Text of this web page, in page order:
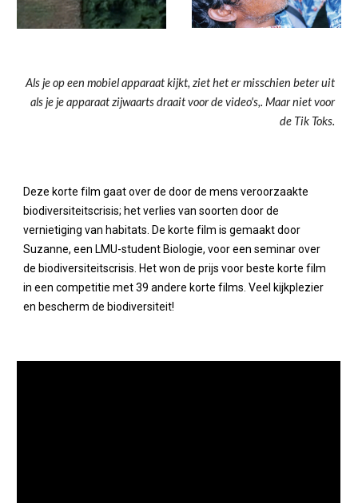
Als je op een mobiel apparaat kijkt, ziet het er misschien beter uit
als je je apparaat zijwaarts draait voor de video's,. Maar niet voor
de Tik Toks.
Deze korte film gaat over de door de mens veroorzaakte
biodiversiteitscrisis; het verlies van soorten door de
vernietiging van habitats. De korte film is gemaakt door
Suzanne, een LMU-student Biologie, voor een seminar over
de biodiversiteitscrisis. Het won de prijs voor beste korte film
in een competitie met 39 andere korte films. Veel kijkplezier
en bescherm de biodiversiteit!